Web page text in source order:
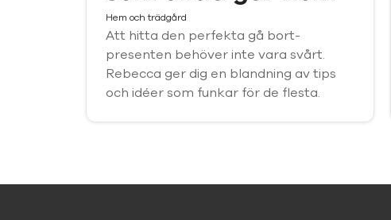
Hem och trädgård
Att hitta den perfekta gå bort-
presenten behöver inte vara svårt.
Rebecca ger dig en blandning av tips
och idéer som funkar för de flesta.